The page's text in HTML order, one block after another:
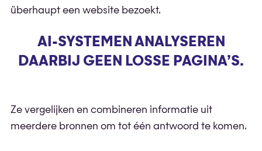
überhaupt een website bezoekt.
AI-SYSTEMEN ANALYSEREN
DAARBIJ GEEN LOSSE PAGINA’S.
Ze vergelijken en combineren informatie uit
meerdere bronnen om tot één antwoord te komen.